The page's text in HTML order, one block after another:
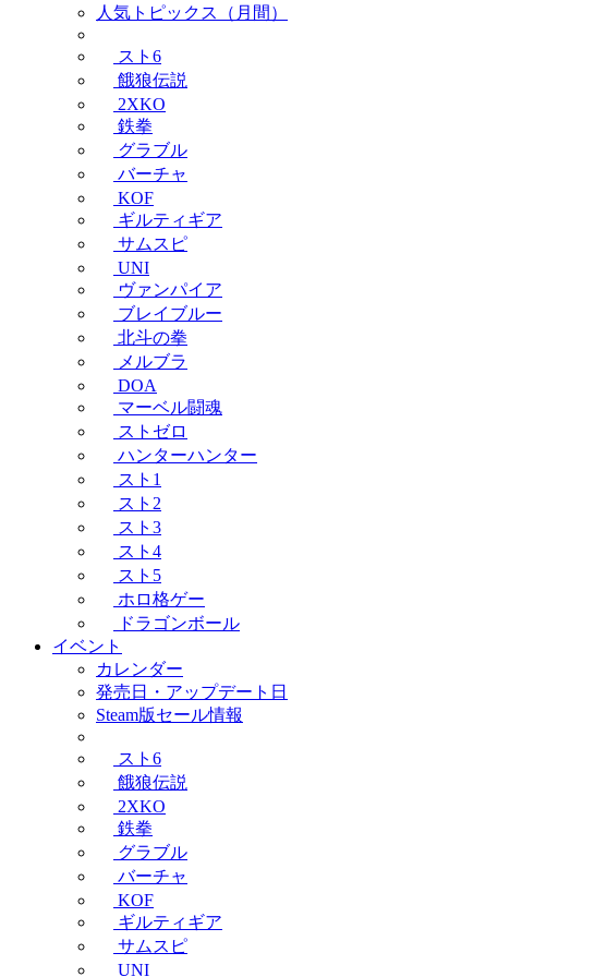
人気トピックス（月間）
スト6
餓狼伝説
2XKO
鉄拳
グラブル
バーチャ
KOF
ギルティギア
サムスピ
UNI
ヴァンパイア
ブレイブルー
北斗の拳
メルブラ
DOA
マーベル闘魂
ストゼロ
ハンターハンター
スト1
スト2
スト3
スト4
スト5
ホロ格ゲー
ドラゴンボール
イベント
カレンダー
発売日・アップデート日
Steam版セール情報
スト6
餓狼伝説
2XKO
鉄拳
グラブル
バーチャ
KOF
ギルティギア
サムスピ
UNI